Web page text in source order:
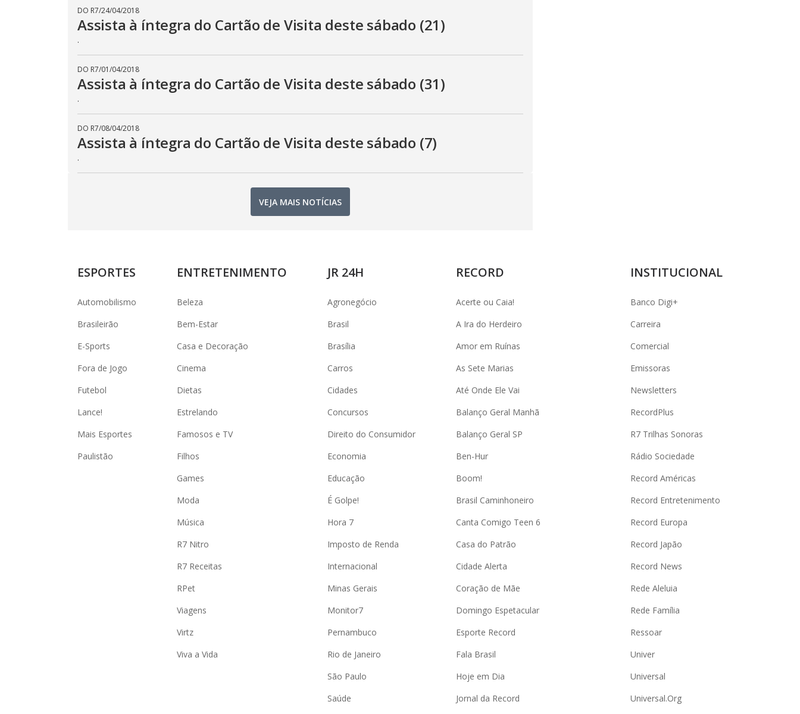
DO R7/24/04/2018
Assista à íntegra do Cartão de Visita deste sábado (21)
.
DO R7/01/04/2018
Assista à íntegra do Cartão de Visita deste sábado (31)
.
DO R7/08/04/2018
Assista à íntegra do Cartão de Visita deste sábado (7)
.
VEJA MAIS NOTÍCIAS
ESPORTES
Automobilismo
Brasileirão
E-Sports
Fora de Jogo
Futebol
Lance!
Mais Esportes
Paulistão
ENTRETENIMENTO
Beleza
Bem-Estar
Casa e Decoração
Cinema
Dietas
Estrelando
Famosos e TV
Filhos
Games
Moda
Música
R7 Nitro
R7 Receitas
RPet
Viagens
Virtz
Viva a Vida
JR 24H
Agronegócio
Brasil
Brasília
Carros
Cidades
Concursos
Direito do Consumidor
Economia
Educação
É Golpe!
Hora 7
Imposto de Renda
Internacional
Minas Gerais
Monitor7
Pernambuco
Rio de Janeiro
São Paulo
Saúde
RECORD
Acerte ou Caia!
A Ira do Herdeiro
Amor em Ruínas
As Sete Marias
Até Onde Ele Vai
Balanço Geral Manhã
Balanço Geral SP
Ben-Hur
Boom!
Brasil Caminhoneiro
Canta Comigo Teen 6
Casa do Patrão
Cidade Alerta
Coração de Mãe
Domingo Espetacular
Esporte Record
Fala Brasil
Hoje em Dia
Jornal da Record
INSTITUCIONAL
Banco Digi+
Carreira
Comercial
Emissoras
Newsletters
RecordPlus
R7 Trilhas Sonoras
Rádio Sociedade
Record Américas
Record Entretenimento
Record Europa
Record Japão
Record News
Rede Aleluia
Rede Família
Ressoar
Univer
Universal
Universal.Org